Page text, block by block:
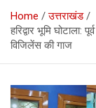
Home
उत्तराखंड
हरिद्वार भूमि
विजिलेंस की गाज